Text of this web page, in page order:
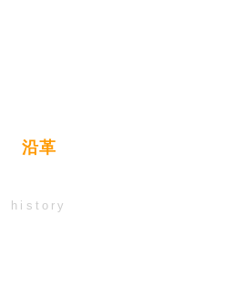
沿革
history